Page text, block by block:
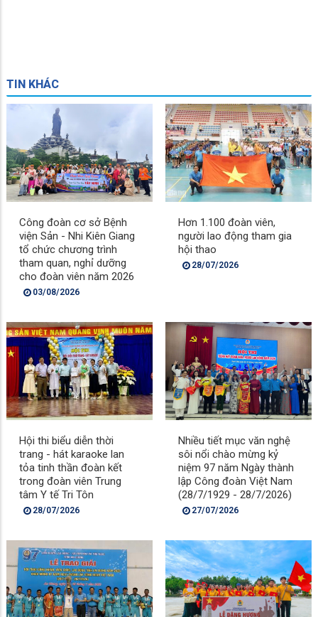
TIN KHÁC
Công đoàn cơ sở Bệnh
viện Sản - Nhi Kiên Giang
tổ chức chương trình
tham quan, nghỉ dưỡng
cho đoàn viên năm 2026
03/08/2026
Hơn 1.100 đoàn viên,
người lao động tham gia
hội thao
28/07/2026
Hội thi biểu diễn thời
trang - hát karaoke lan
tỏa tinh thần đoàn kết
trong đoàn viên Trung
tâm Y tế Tri Tôn
28/07/2026
Nhiều tiết mục văn nghệ
sôi nổi chào mừng kỷ
niệm 97 năm Ngày thành
lập Công đoàn Việt Nam
(28/7/1929 - 28/7/2026)
27/07/2026